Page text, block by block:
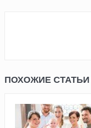
ПОХОЖИЕ СТАТЬИ